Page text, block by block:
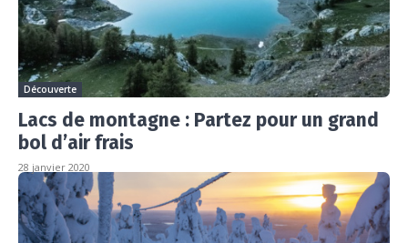
Découverte
Lacs de montagne : Partez pour un grand
bol d’air frais
28 janvier 2020